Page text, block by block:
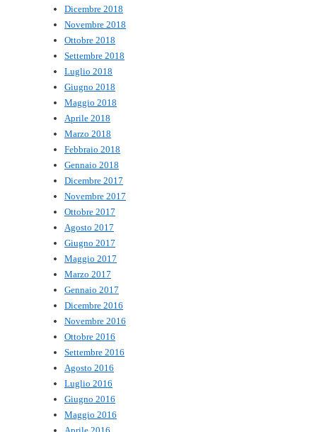
Dicembre 2018
Novembre 2018
Ottobre 2018
Settembre 2018
Luglio 2018
Giugno 2018
Maggio 2018
Aprile 2018
Marzo 2018
Febbraio 2018
Gennaio 2018
Dicembre 2017
Novembre 2017
Ottobre 2017
Agosto 2017
Giugno 2017
Maggio 2017
Marzo 2017
Gennaio 2017
Dicembre 2016
Novembre 2016
Ottobre 2016
Settembre 2016
Agosto 2016
Luglio 2016
Giugno 2016
Maggio 2016